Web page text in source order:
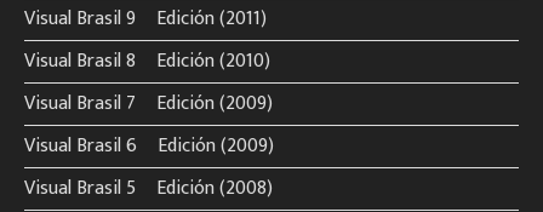
Visual Brasil 9º Edición (2011)
Visual Brasil 8º Edición (2010)
Visual Brasil 7º Edición (2009)
Visual Brasil 6º Edición (2009)
Visual Brasil 5º Edición (2008)